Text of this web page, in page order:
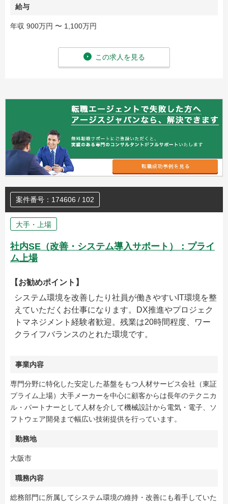
給与
年収 900万円 〜 1,100万円
この求人を見る
案件番号：174606 / 102
大手・上場
社内SE（改善・システム導入サポート）：プライ
ム上場
【お勧めポイント】
システム環境を改善したり社員が働きやすいIT環境を整
えていただくお仕事になります。DX推進やプロジェク
トマネジメント経験者歓迎。残業は20時間程度、ワー
クライフバランスのとれた環境です。
事業内容
専門分野に特化した安定した基盤をもつ人材サービス会社（東証
プライム上場）大手メーカーを中心に顧客からは長年のテクニカ
ル・パートナーとして人材を介して機械設計から電気・電子、ソ
フトウェア開発まで幅広い技術提供を行っています。
勤務地
大阪市
職務内容
総務部門に所属してシステム環境の維持・改善にも着手していた